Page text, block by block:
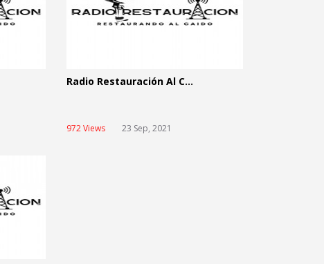
Radio Restauración Al C...
972 Views 23 Sep, 2021